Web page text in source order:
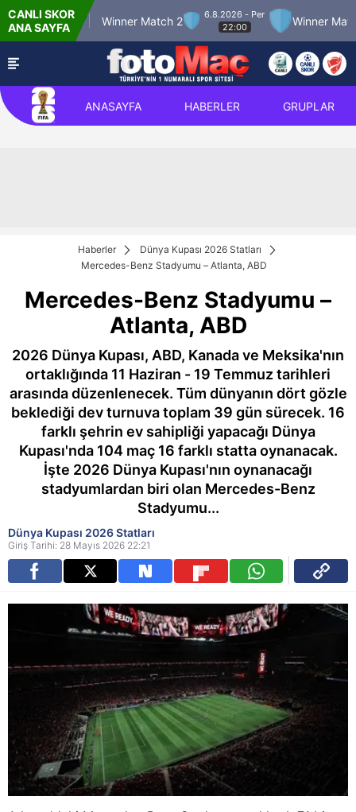
CANLI SKOR
ANA SAYFA
Match 12 Winner Match 2
6.8.2026 - Per
22:00
Winner Match
ANASAYFA HABERLER GRUPLAR
Haberler
Dünya Kupası 2026 Statları
Mercedes-Benz Stadyumu – Atlanta, ABD
Mercedes-Benz Stadyumu –
Atlanta, ABD
2026 Dünya Kupası, ABD, Kanada ve Meksika'nın
ortaklığında 11 Haziran - 19 Temmuz tarihleri
arasında düzenlenecek. Tüm dünyanın dört gözle
beklediği dev turnuva toplam 39 gün sürecek. 16
farklı şehrin ev sahipliği yapacağı Dünya
Kupası'nda 104 maç 16 farklı statta oynanacak.
İşte 2026 Dünya Kupası'nın oynanacağı
stadyumlardan biri olan Mercedes-Benz
Stadyumu...
Dünya Kupası 2026 Statları
Giriş Tarihi: 28 Mayıs 2026 22:21